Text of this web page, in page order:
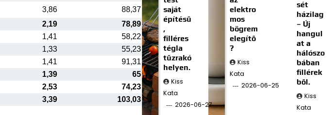
3,86
88,37
2,19
78,89
1,41
58,22
1,33
55,23
1,41
91,31
1,39
65
2,53
74,23
3,39 103,03
saját
építésű
,
filléres
tégla
tűzrakó
helyen.
Kiss
Kata
2026-06-27
elektro
mos
bögrem
elegítő
?
Kiss
Kata
2026-06-25
sét
házilag
– Új
hangul
at a
hálószo
bában
fillérek
ből.
Kiss
Kata